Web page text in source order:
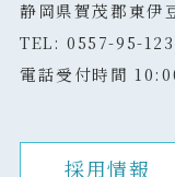
静岡県賀茂郡東伊
TEL: 0557-95-
電話受付時間
採用情報